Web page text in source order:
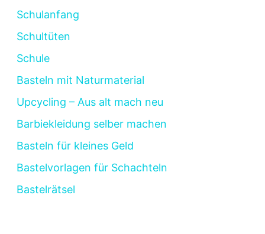
Schulanfang
Schultüten
Schule
Basteln mit Naturmaterial
Upcycling – Aus alt mach neu
Barbiekleidung selber machen
Basteln für kleines Geld
Bastelvorlagen für Schachteln
Bastelrätsel